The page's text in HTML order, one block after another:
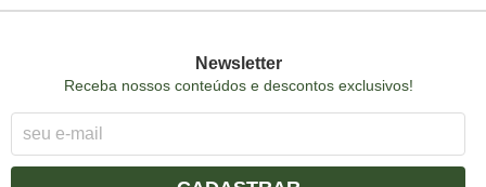
Newsletter
Receba nossos conteúdos e descontos exclusivos!